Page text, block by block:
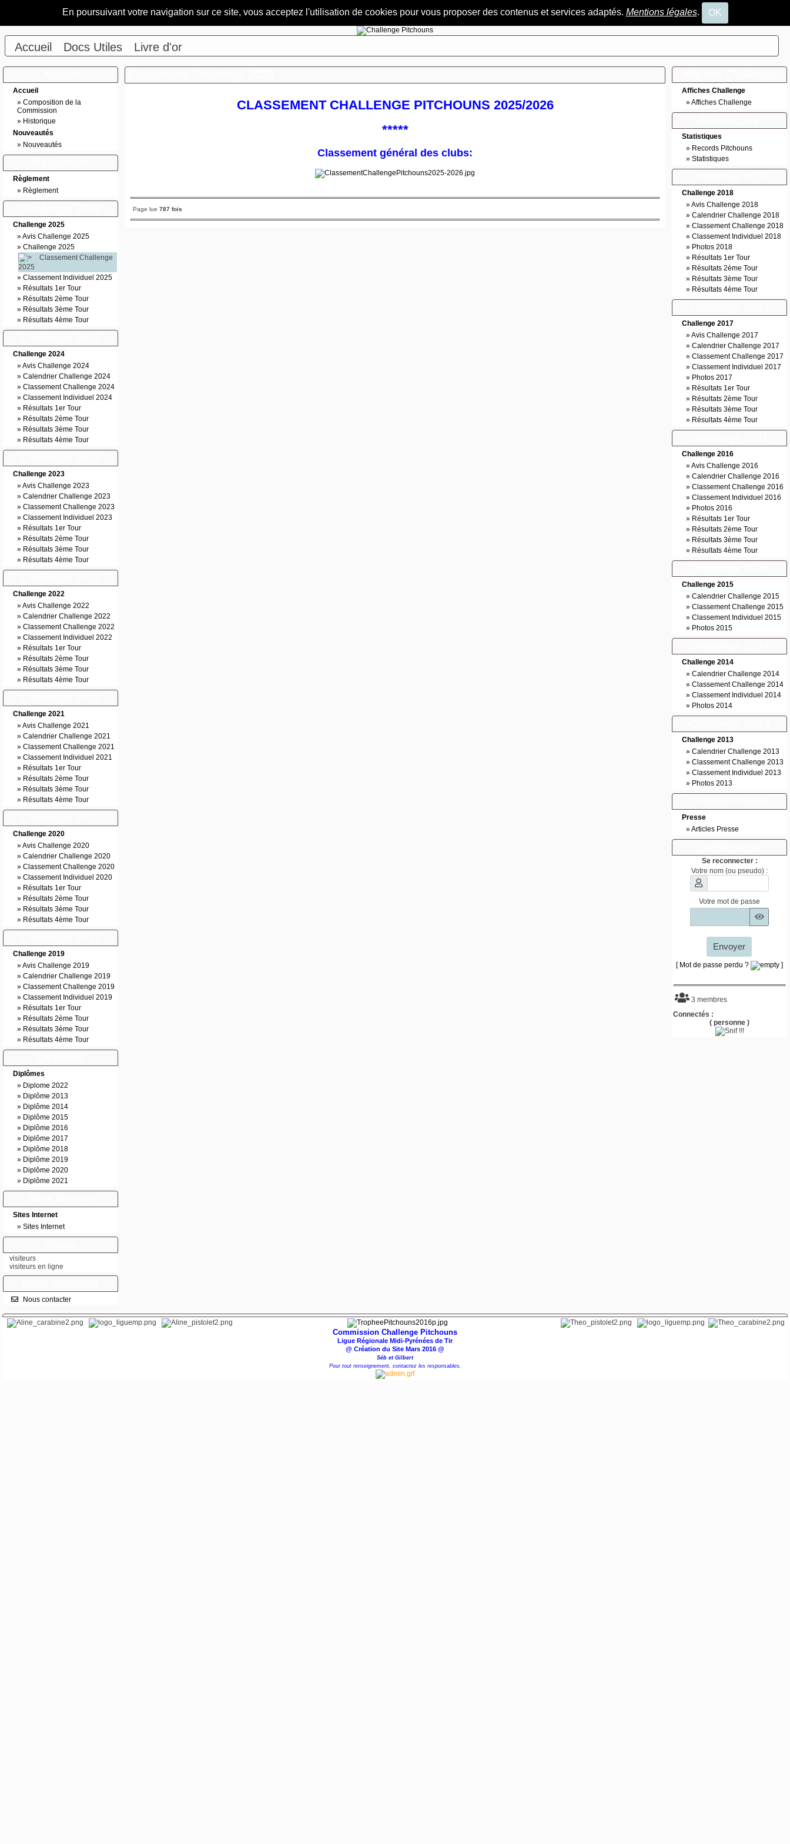
En poursuivant votre navigation sur ce site, vous acceptez l'utilisation de cookies pour vous proposer des contenus et services adaptés. Mentions légales. OK
Accueil Docs Utiles Livre d'or
Accueil
» Composition de la
Commission
» Historique
Nouveautés
» Nouveautés
Règlement
» Règlement
Challenge 2025
»Avis Challenge 2025
» Challenge 2025
Classement Challenge
2025
» Classement Individuel 2025
» Résultats 1er Tour
» Résultats 2ème Tour
» Résultats 3ème Tour
» Résultats 4ème Tour
Challenge 2024
»Avis Challenge 2024
» Calendrier Challenge 2024
» Classement Challenge 2024
» Classement Individuel 2024
» Résultats 1er Tour
» Résultats 2ème Tour
» Résultats 3ème Tour
» Résultats 4ème Tour
Challenge 2023
»Avis Challenge 2023
» Calendrier Challenge 2023
» Classement Challenge 2023
» Classement Individuel 2023
» Résultats 1er Tour
» Résultats 2ème Tour
» Résultats 3ème Tour
» Résultats 4ème Tour
Challenge 2022
»Avis Challenge 2022
» Calendrier Challenge 2022
» Classement Challenge 2022
» Classement Individuel 2022
» Résultats 1er Tour
» Résultats 2ème Tour
» Résultats 3ème Tour
» Résultats 4ème Tour
Challenge 2021
»Avis Challenge 2021
» Calendrier Challenge 2021
» Classement Challenge 2021
» Classement Individuel 2021
» Résultats 1er Tour
» Résultats 2ème Tour
» Résultats 3ème Tour
» Résultats 4ème Tour
Challenge 2020
»Avis Challenge 2020
» Calendrier Challenge 2020
» Classement Challenge 2020
» Classement Individuel 2020
» Résultats 1er Tour
» Résultats 2ème Tour
» Résultats 3ème Tour
» Résultats 4ème Tour
Challenge 2019
»Avis Challenge 2019
» Calendrier Challenge 2019
» Classement Challenge 2019
» Classement Individuel 2019
» Résultats 1er Tour
» Résultats 2ème Tour
» Résultats 3ème Tour
» Résultats 4ème Tour
Diplômes
» Diplome 2022
» Diplôme 2013
» Diplôme 2014
» Diplôme 2015
» Diplôme 2016
» Diplôme 2017
» Diplôme 2018
» Diplôme 2019
» Diplôme 2020
» Diplôme 2021
Sites Internet
» Sites Internet
visiteurs
visiteurs en ligne
Nous contacter
CLASSEMENT CHALLENGE PITCHOUNS 2025/2026
*****
Classement général des clubs:
Page lue 787 fois
Affiches Challenge
»Affiches Challenge
Statistiques
» Records Pitchouns
» Statistiques
Challenge 2018
»Avis Challenge 2018
» Calendrier Challenge 2018
» Classement Challenge 2018
» Classement Individuel 2018
» Photos 2018
» Résultats 1er Tour
» Résultats 2ème Tour
» Résultats 3ème Tour
» Résultats 4ème Tour
Challenge 2017
»Avis Challenge 2017
» Calendrier Challenge 2017
» Classement Challenge 2017
» Classement Individuel 2017
» Photos 2017
» Résultats 1er Tour
» Résultats 2ème Tour
» Résultats 3ème Tour
» Résultats 4ème Tour
Challenge 2016
»Avis Challenge 2016
» Calendrier Challenge 2016
» Classement Challenge 2016
» Classement Individuel 2016
» Photos 2016
» Résultats 1er Tour
» Résultats 2ème Tour
» Résultats 3ème Tour
» Résultats 4ème Tour
Challenge 2015
» Calendrier Challenge 2015
» Classement Challenge 2015
» Classement Individuel 2015
» Photos 2015
Challenge 2014
» Calendrier Challenge 2014
» Classement Challenge 2014
» Classement Individuel 2014
» Photos 2014
Challenge 2013
» Calendrier Challenge 2013
» Classement Challenge 2013
» Classement Individuel 2013
» Photos 2013
Presse
»Articles Presse
Se reconnecter :
Votre nom (ou pseudo) :
Votre mot de passe
Envoyer
[ Mot de passe perdu ? ]
3 membres
Connectés :
( personne )
Commission Challenge Pitchouns
Ligue Régionale Midi-Pyrénées de Tir
@ Création du Site Mars 2016 @
Séb et Gilbert
Pour tout renseignement, contactez les responsables.